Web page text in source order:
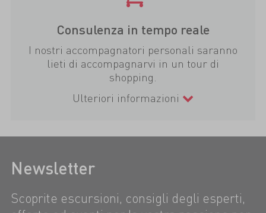
Consulenza in tempo reale
I nostri accompagnatori personali saranno
lieti di accompagnarvi in un tour di
shopping.
Ulteriori informazioni
Newsletter
Scoprite escursioni, consigli degli esperti,